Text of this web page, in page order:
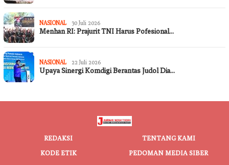
NASIONAL 30 Juli 2026
Menhan RI: Prajurit TNI Harus Pofesional…
NASIONAL 22 Juli 2026
Upaya Sinergi Komdigi Berantas Judol Dia…
REDAKSI
TENTANG KAMI
KODE ETIK
PEDOMAN MEDIA SIBER